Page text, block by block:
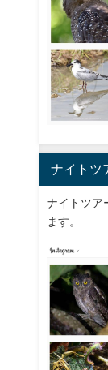
ナイトツ
ナイトツア
ます。